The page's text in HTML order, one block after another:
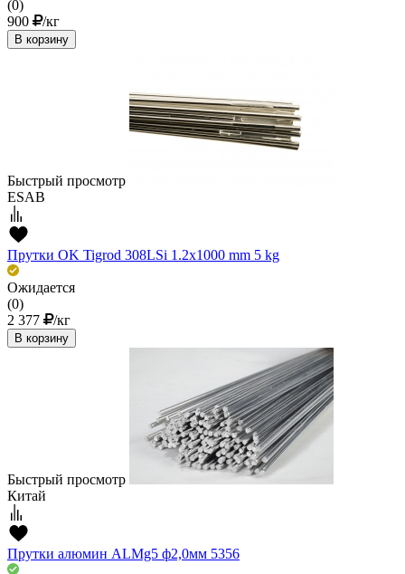
(0)
900
/кг
В корзину
Быстрый просмотр
ESAB
Прутки OK Tigrod 308LSi 1.2x1000 mm 5 kg
Ожидается
(0)
2 377
/кг
В корзину
Быстрый просмотр
Китай
Прутки алюмин ALMg5 ф2,0мм 5356